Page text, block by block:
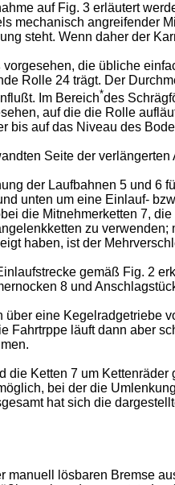
auf Fig. 3 erläutert
mechanisch angreifender
steht. Wenn daher der
die übliche
Rolle 24 trägt. Der
Im Bereich*des
auf die die Rolle
bis auf das Niveau des
Seite der
der Laufbahnen 5 und 6
unten um eine Einlauf-
die Mitnehmerketten 7,
zu
haben, ist der
gemäß Fig. 2
8 und
über eine Kegelradgetriebe
Fahrtrppe läuft dann aber
die Ketten 7 um
bei der die
hat sich die
manuell lösbaren Bremse